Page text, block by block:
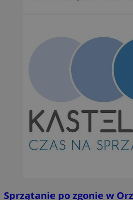
Sprzątanie po zgonie w
Niezbędne Wydajność
Niezbędne pliki cookie
takich jak logowanie
można prawidłowo korzystać ze